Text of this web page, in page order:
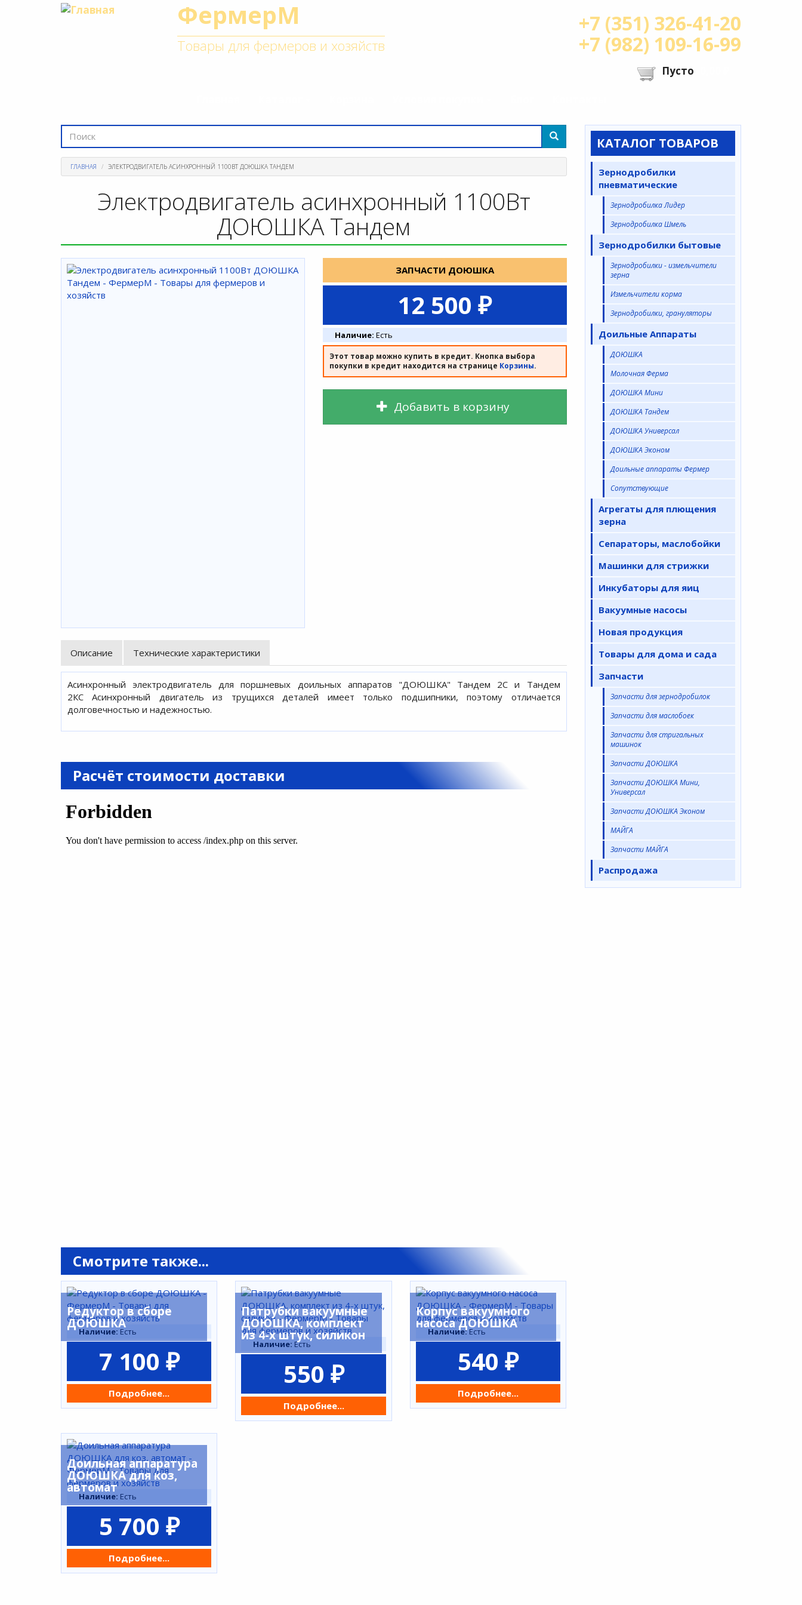
ФермерМ
Товары для фермеров и хозяйств
+7 (351) 326-41-20
+7 (982) 109-16-99
Пусто
Форма
поиска
Поиск
ГЛАВНАЯ ЭЛЕКТРОДВИГАТЕЛЬ АСИНХРОННЫЙ 1100ВТ ДОЮШКА ТАНДЕМ
Электродвигатель асинхронный 1100Вт
ДОЮШКА Тандем
ЗАПЧАСТИ ДОЮШКА
12 500 ₽
Наличие: Есть
Этот товар можно купить в кредит. Кнопка выбора
покупки в кредит находится на странице Корзины.
Добавить в корзину
Описание Технические характеристики
Асинхронный электродвигатель для поршневых доильных аппаратов "ДОЮШКА" Тандем 2С и Тандем
2КС Асинхронный двигатель из трущихся деталей имеет только подшипники, поэтому отличается
долговечностью и надежностью.
Расчёт стоимости доставки
Смотрите также...
Редуктор в сборе
ДОЮШКА
Наличие: Есть
7 100 ₽
Подробнее...
Патрубки вакуумные
ДОЮШКА, комплект
из 4-х штук, силикон
Наличие: Есть
550 ₽
Подробнее...
Корпус вакуумного
насоса ДОЮШКА
Наличие: Есть
540 ₽
Подробнее...
Доильная аппаратура
ДОЮШКА для коз,
автомат
Наличие: Есть
5 700 ₽
Подробнее...
КАТАЛОГ ТОВАРОВ
Зернодробилки
пневматические
Зернодробилка Лидер
Зернодробилка Шмель
Зернодробилки бытовые
Зернодробилки - измельчители
зерна
Измельчители корма
Зернодробилки, грануляторы
Доильные Аппараты
ДОЮШКА
Молочная Ферма
ДОЮШКА Мини
ДОЮШКА Тандем
ДОЮШКА Универсал
ДОЮШКА Эконом
Доильные аппараты Фермер
Сопутствующие
Агрегаты для плющения
зерна
Сепараторы, маслобойки
Машинки для стрижки
Инкубаторы для яиц
Вакуумные насосы
Новая продукция
Товары для дома и сада
Запчасти
Запчасти для зернодробилок
Запчасти для маслобоек
Запчасти для стригальных
машинок
Запчасти ДОЮШКА
Запчасти ДОЮШКА Мини,
Универсал
Запчасти ДОЮШКА Эконом
МАЙГА
Запчасти МАЙГА
Распродажа